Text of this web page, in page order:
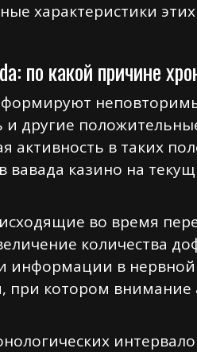
характеристики
по какой причине
и другие
активность в таких
казино на
во время
количества
информации в
при котором